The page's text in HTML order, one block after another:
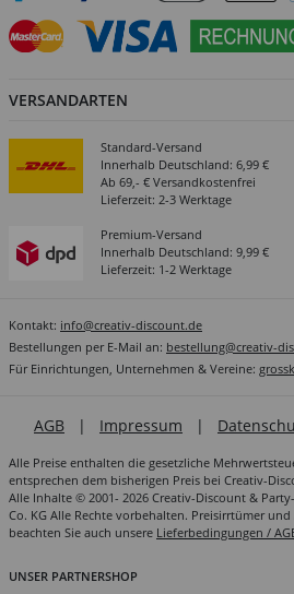
VERSANDARTEN
Standard-Versand
Innerhalb Deutschland: 6,99 €
Ab 69,- € Versandkostenfrei
Lieferzeit: 2-3 Werktage
Premium-Versand
Innerhalb Deutschland: 9,99 €
Lieferzeit: 1-2 Werktage
Kontakt: info@creativ-discount.de
Bestellungen per E-Mail an: bestellung@creativ-
Für Einrichtungen, Unternehmen & Vereine:
AGB | Impressum |
Alle Preise enthalten die gesetzliche
entsprechen dem bisherigen Preis bei Creativ-
Alle Inhalte © 2001- 2026 Creativ-Discount &
Co. KG Alle Rechte vorbehalten. Preisirrtümer
beachten Sie auch unsere Lieferbedingungen /
UNSER PARTNERSHOP